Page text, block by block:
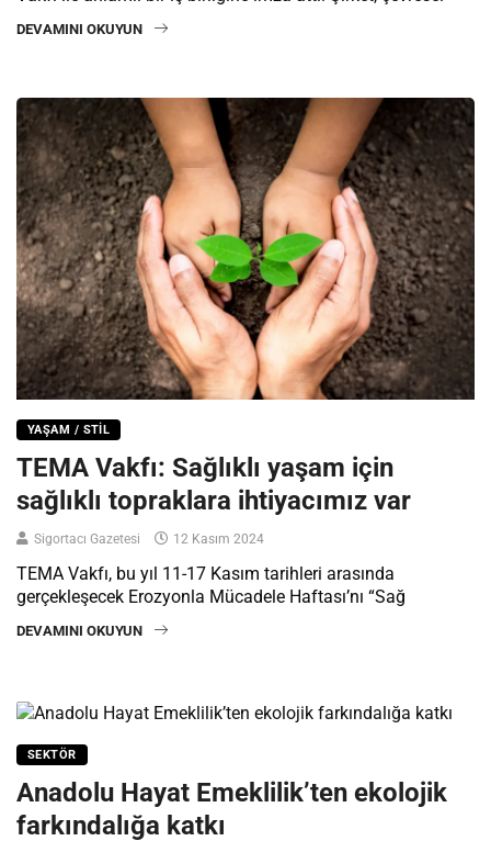
DEVAMINI OKUYUN
YAŞAM / STIL
TEMA Vakfı: Sağlıklı yaşam için
sağlıklı topraklara ihtiyacımız var
Sigortacı Gazetesi 12 Kasım 2024
TEMA Vakfı, bu yıl 11-17 Kasım tarihleri arasında
gerçekleşecek Erozyonla Mücadele Haftası’nı “Sağ
DEVAMINI OKUYUN
SEKTÖR
Anadolu Hayat Emeklilik’ten ekolojik
farkındalığa katkı